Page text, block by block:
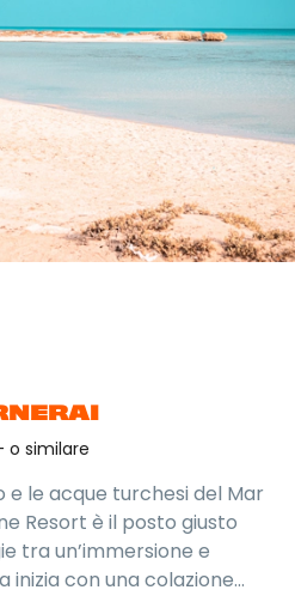
o similare
e le acque turchesi del Mar
Resort è il posto giusto
tra un’immersione e
inizia con una colazione